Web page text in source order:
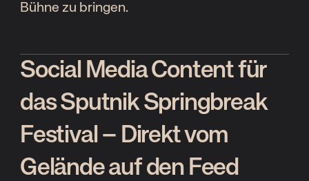
Bühne zu bringen.
Social Media Content für
das Sputnik Springbreak
Festival – Direkt vom
Gelände auf den Feed